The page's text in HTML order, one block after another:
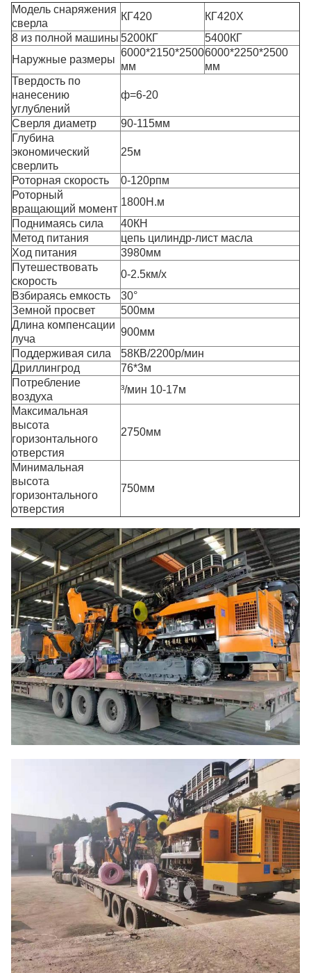
Модель снаряжения
сверла
КГ420
КГ420Х
8 из полной машины 5200КГ
5400КГ
Наружные размеры
6000*2150*2500
мм
6000*2250*2500
мм
Твердость по
нанесению
углублений
ф=6-20
Сверля диаметр
90-115мм
Глубина
экономический
сверлить
25м
Роторная скорость
0-120рпм
Роторный
вращающий момент
1800Н.м
Поднимаясь сила
40КН
Метод питания
цепь цилиндр-лист масла
Ход питания
3980мм
Путешествовать
скорость
0-2.5км/х
Взбираясь емкость
30°
Земной просвет
500мм
Длина компенсации
луча
900мм
Поддерживая сила
58КВ/2200р/мин
Дриллингрод
76*3м
Потребление
воздуха
³/мин 10-17м
Максимальная
высота
горизонтального
отверстия
2750мм
Минимальная
высота
горизонтального
отверстия
750мм